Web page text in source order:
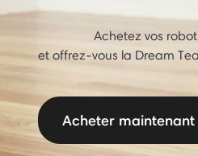
Achetez vos
et offrez-vous la Dream
Acheter maintenant